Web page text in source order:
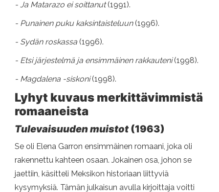
- Ja Matarazo ei soittanut(1991).
- Punainen puku kaksintaisteluun (1996).
- Sydän roskassa (1996).
- Etsi järjestelmä ja ensimmäinen rakkauteni(1998).
- Magdalena -siskoni(1998).
Lyhyt kuvaus merkittävimmistä
romaaneista
Tulevaisuuden muistot(1963)
Se oli Elena Garron ensimmäinen romaani, joka oli
rakennettu kahteen osaan. Jokainen osa, johon se
jaettiin, käsitteli Meksikon historiaan liittyviä
kysymyksiä. Tämän julkaisun avulla kirjoittaja voitti